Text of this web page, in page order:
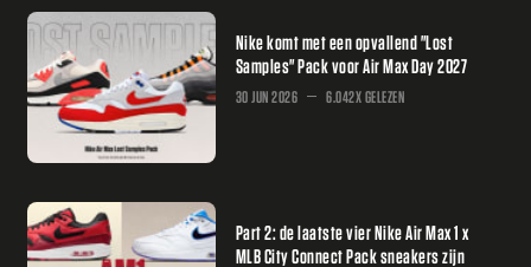
Nike komt met een opvallend "Lost
Samples" Pack voor Air Max Day 2027
30 JUN 2026 6.042X GELEZEN
Part 2: de laatste vier Nike Air Max 1 x
MLB City Connect Pack sneakers zijn